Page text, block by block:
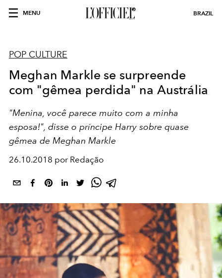
MENU BRAZIL
POP CULTURE
Meghan Markle se surpreende
com "gêmea perdida" na Austrália
"Menina, você parece muito com a minha
esposa!", disse o príncipe Harry sobre quase
gêmea de Meghan Markle
26.10.2018 por Redação